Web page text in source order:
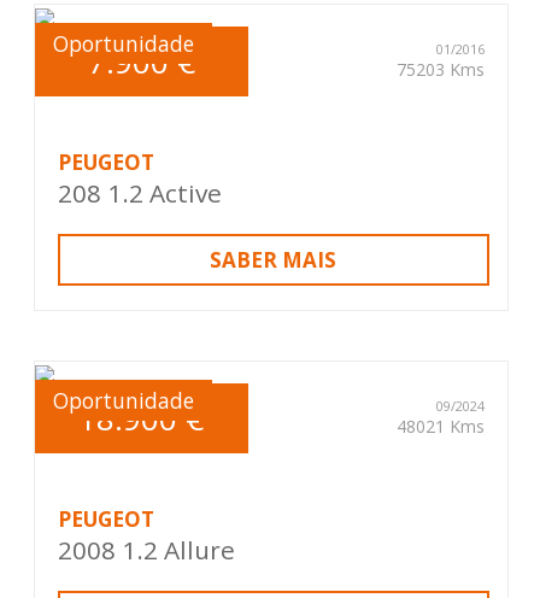
Oportunidade
7.900 € 01/2016
75203 Kms
PEUGEOT
208 1.2 Active
SABER MAIS
Oportunidade
18.900 € 09/2024
48021 Kms
PEUGEOT
2008 1.2 Allure